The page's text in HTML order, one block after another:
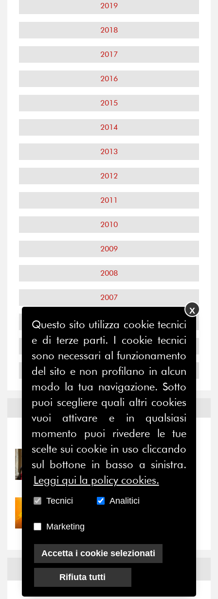
2019
2018
2017
2016
2015
2014
2013
2012
2011
2010
2009
2008
2007
2006
2005
2004
Notizie edEventi
Notizie -Eventi
31/07/2026
Prima della pausa estiva,
il valore di...
“grande cecità”: la...
NewsFacebook
Questo sito utilizza cookie tecnici
e di terze parti. I cookie tecnici
sono necessari al funzionamento
del sito e non profilano in alcun
modo la tua navigazione. Sotto
puoi scegliere quali altri cookies
vuoi attivare e in qualsiasi
momento puoi rivedere le tue
scelte sui cookie in uso cliccando
sul bottone in basso a sinistra.
Leggi qui la policy cookies.
Tecnici Analitici
Marketing
Accetta i cookie selezionati
Rifiuta tutti
X